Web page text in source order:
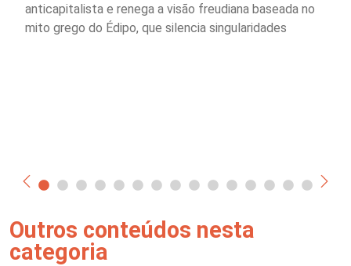
anticapitalista e renega a visão freudiana baseada no
mito grego do Édipo, que silencia singularidades
Outros conteúdos nesta
categoria